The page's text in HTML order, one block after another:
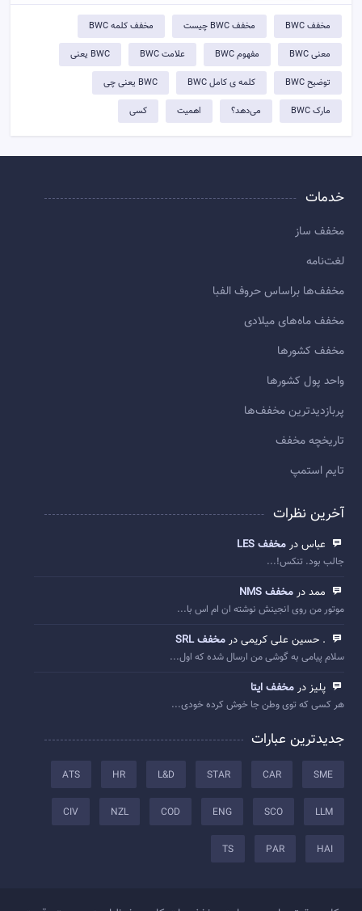
مخفف BWC مخفف BWC چیست مخفف کلمه BWC
معنی BWC مفهوم BWC علامت BWC BWC یعنی
توضيح BWC کلمه ی کامل BWC BWC یعنی چی
مارک BWC می‌دهد؟ اهمیت کسی
خدمات
مخفف ساز
لغت‌نامه
مخفف‌ها براساس حروف الفبا
مخفف ماه‌های میلادی
مخفف کشورها
واحد پول کشورها
پربازديدترين مخفف‌ها
تاريخچه مخفف
تایم استمپ
آخرین نظرات
عباس در مخفف LES
جالب بود. تنکس!...
ممد در مخفف NMS
موتور من روی انجینش نوشته ان ام اس با...
. حسین علی کریمی در مخفف SRL
سلام پیامی به گوشی من ارسال شده که اول...
پلیز در مخفف ایتا
هر کسی که توی وطن جا خوش کرده خودی...
جدیدترین عبارات
SME
CAR
STAR
L&D
HR
ATS
LLM
SCO
ENG
COD
NZL
CIV
HAI
PAR
TS